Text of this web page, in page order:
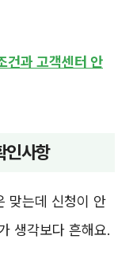
건과 고객센터 안
인사항
맞는데 신청이 안
생각보다 흔해요.